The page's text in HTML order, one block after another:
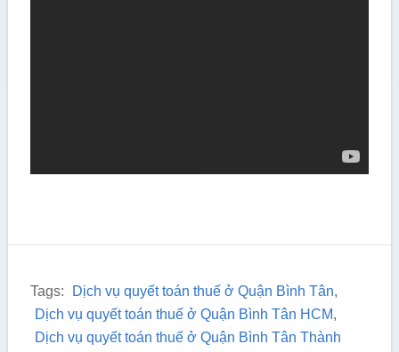
Tags: Dịch vụ quyết toán thuế ở Quận Bình Tân,
Dịch vụ quyết toán thuế ở Quận Bình Tân HCM,
Dịch vụ quyết toán thuế ở Quận Bình Tân Thành